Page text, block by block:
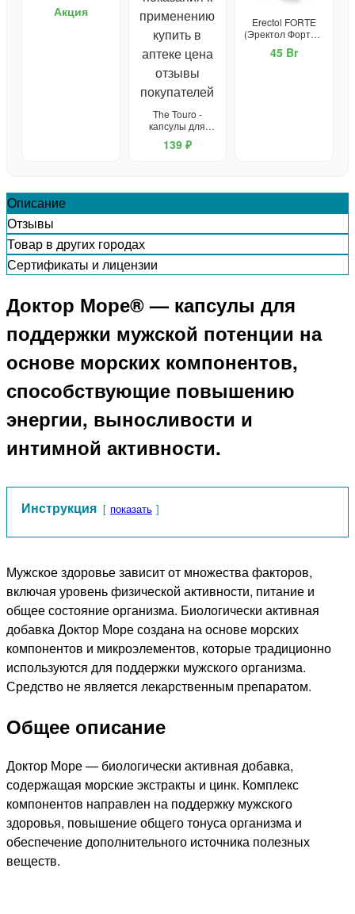
простатита и для
Акция
The Touro -
капсулы для
потенции
139 ₽
Erectol FORTE
(Эректол Форте) -
средство для
потенции
45 Br
Описание
Отзывы
Товар в других городах
Сертификаты и лицензии
Доктор Море® — капсулы для
поддержки мужской потенции на
основе морских компонентов,
способствующие повышению
энергии, выносливости и
интимной активности.
Инструкция показать
Мужское здоровье зависит от множества факторов,
включая уровень физической активности, питание и
общее состояние организма. Биологически активная
добавка Доктор Море создана на основе морских
компонентов и микроэлементов, которые традиционно
используются для поддержки мужского организма.
Средство не является лекарственным препаратом.
Общее описание
Доктор Море — биологически активная добавка,
содержащая морские экстракты и цинк. Комплекс
компонентов направлен на поддержку мужского
здоровья, повышение общего тонуса организма и
обеспечение дополнительного источника полезных
веществ.